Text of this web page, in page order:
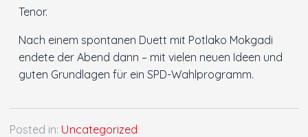
Tenor.
Nach einem spontanen Duett mit Potlako Mokgadi
endete der Abend dann – mit vielen neuen Ideen und
guten Grundlagen für ein SPD-Wahlprogramm.
Posted in: Uncategorized